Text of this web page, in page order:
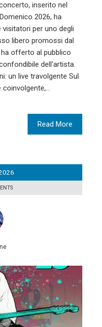
inserito nel
2026, ha
per uno degli
libero promossi dal
offerto al pubblico
dell'artista.
un live travolgente Sul
coinvolgente,…
Read More